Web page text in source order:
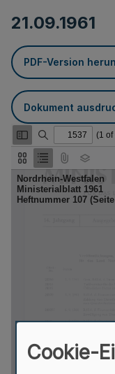
21.09.1961
PDF-Version
Dokument
Cookie-